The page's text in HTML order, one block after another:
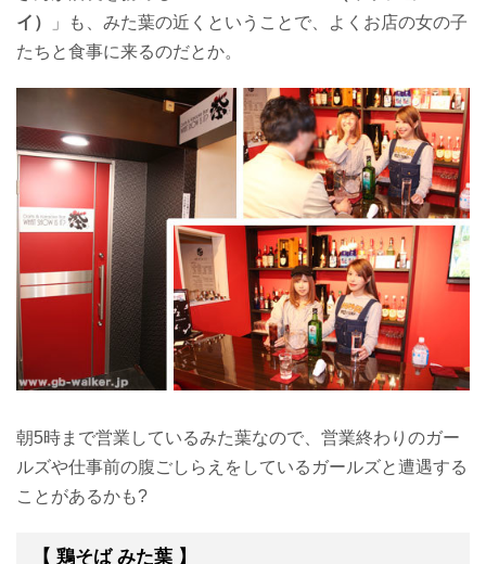
イ）
」も、みた葉の近くということで、よくお店の女の子
たちと食事に来るのだとか。
朝5時まで営業しているみた葉なので、営業終わりのガー
ルズや仕事前の腹ごしらえをしているガールズと遭遇する
ことがあるかも?
【 鶏そば みた葉 】